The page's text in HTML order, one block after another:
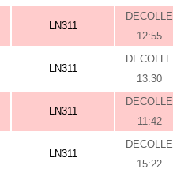
LN311
DECOLLE
12:55
LN311
DECOLLE
13:30
LN311
DECOLLE
11:42
LN311
DECOLLE
15:22